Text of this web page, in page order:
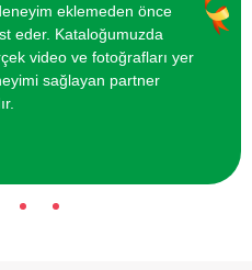
eklemeden önce
eder. Kataloğumuzda
video ve fotoğrafları yer
sağlayan partner